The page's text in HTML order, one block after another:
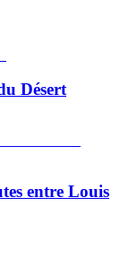
Désert
entre Louis